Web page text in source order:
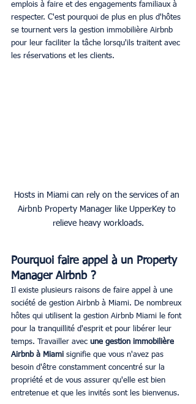
emplois à faire et des engagements familiaux à
respecter. C'est pourquoi de plus en plus d'hôtes
se tournent vers la gestion immobilière Airbnb
pour leur faciliter la tâche lorsqu'ils traitent avec
les réservations et les clients.
Hosts in Miami can rely on the services of an
Airbnb Property Manager like UpperKey to
relieve heavy workloads.
Pourquoi faire appel à un Property
Manager Airbnb ?
Il existe plusieurs raisons de faire appel à une
société de gestion Airbnb à Miami. De nombreux
hôtes qui utilisent la gestion Airbnb Miami le font
pour la tranquillité d'esprit et pour libérer leur
temps. Travailler avec une gestion immobilière
Airbnb à Miami signifie que vous n'avez pas
besoin d'être constamment concentré sur la
propriété et de vous assurer qu'elle est bien
entretenue et que les invités sont les bienvenus.